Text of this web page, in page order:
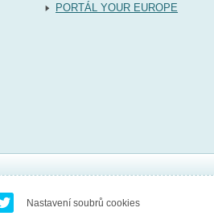
PORTÁL YOUR EUROPE
Nastavení soubrů cookies